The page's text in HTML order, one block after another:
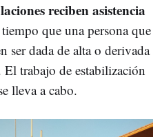
reciben asistencia
que una persona que
ser dada de alta o derivada
El trabajo de estabilización
lleva a cabo.